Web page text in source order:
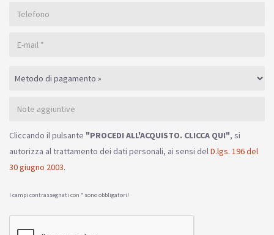
Cliccando il pulsante "PROCEDI ALL'ACQUISTO. CLICCA QUI", si
autorizza al trattamento dei dati personali, ai sensi delD.lgs. 196 del
30 giugno 2003.
I campi contrassegnati con * sono obbligatori!